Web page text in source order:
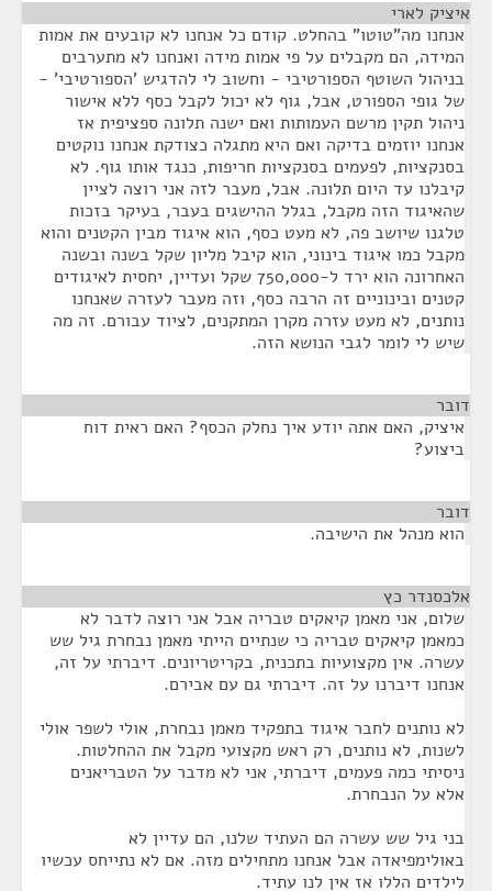
איציק לארי
אנחנו מה"טוטו" בהחלט. קודם כל אנחנו לא קובעים את אמות
המידה, הם מקבלים על פי אמות מידה ואנחנו לא מתערבים
בניהול השוטף הספורטיבי - וחשוב לי להדגיש 'הספורטיבי' -
של גופי הספורט, אבל, גוף לא יכול לקבל כסף ללא אישור
ניהול תקין מרשם העמותות ואם ישנה תלונה ספציפית אז
אנחנו יוזמים בדיקה ואם היא מתגלה כצודקת אנחנו נוקטים
בסנקציות, לפעמים בסנקציות חריפות, כנגד אותו גוף. לא
קיבלנו עד היום תלונה. אבל, מעבר לזה אני רוצה לציין
שהאיגוד הזה מקבל, בגלל ההישגים בעבר, בעיקר בזכות
טלגנו שיושב פה, לא מעט כסף, הוא איגוד מבין הקטנים והוא
מקבל כמו איגוד בינוני, הוא קיבל מליון שקל בשנה ובשנה
האחרונה הוא ירד ל-750,000 שקל ועדיין, יחסית לאיגודים
קטנים ובינוניים זה הרבה כסף, וזה מעבר לעזרה שאנחנו
נותנים, לא מעט עזרה מקרן המתקנים, לציוד עבורם. זה מה
שיש לי לומר לגבי הנושא הזה.
דובר
איציק, האם אתה יודע איך נחלק הכסף? האם ראית דוח
ביצוע?
דובר
הוא מנהל את הישיבה.
אלכסנדר כץ
שלום, אני מאמן קיאקים טבריה אבל אני רוצה לדבר לא
כמאמן קיאקים טבריה כי שנתיים הייתי מאמן נבחרת גיל שש
עשרה. אין מקצועיות בתכנית, בקריטריונים. דיברתי על זה,
אנחנו דיברנו על זה. דיברתי גם עם אבירם.
לא נותנים לחבר איגוד בתפקיד מאמן נבחרת, אולי לשפר אולי
לשנות, לא נותנים, רק ראש מקצועי מקבל את ההחלטות.
ניסיתי כמה פעמים, דיברתי, אני לא מדבר על הטבריאנים
אלא על הנבחרת.
בני גיל שש עשרה הם העתיד שלנו, הם עדיין לא
באולימפיאדה אבל אנחנו מתחילים מזה. אם לא נתייחס עכשיו
לילדים הללו אז אין לנו עתיד.